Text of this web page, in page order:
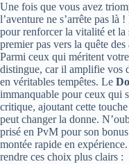
Une fois que vous avez
l’aventure ne s’arrête pas
pour renforcer la vitalité et
premier pas vers la quête
Parmi ceux qui méritent
distingue, car il amplifie vos
en véritables tempêtes. Le
immanquable pour ceux qui
critique, ajoutant cette
peut changer la donne.
prisé en PvM pour son
montée rapide en
rendre ces choix plus clairs :